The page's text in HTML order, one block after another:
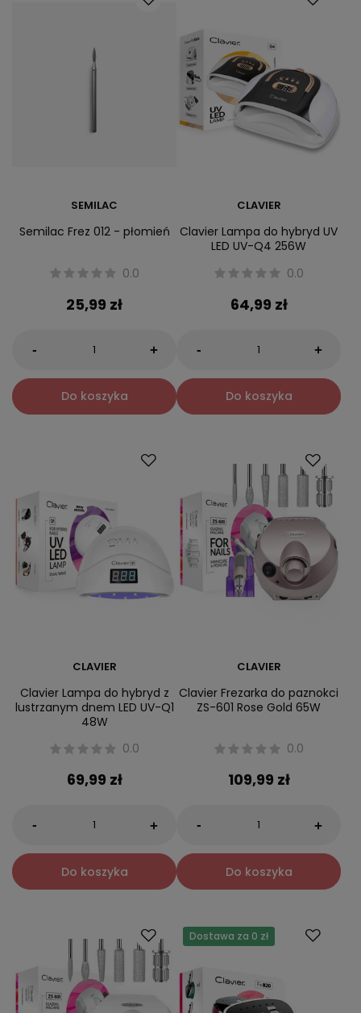
SEMILAC
Semilac Frez 012 - płomień
0.0
25,99 zł
- +
Do koszyka
CLAVIER
Clavier Lampa do hybryd UV
LED UV-Q4 256W
0.0
64,99 zł
- +
Do koszyka
CLAVIER
Clavier Lampa do hybryd z
lustrzanym dnem LED UV-Q1
48W
0.0
69,99 zł
- +
Do koszyka
CLAVIER
Clavier Frezarka do paznokci
ZS-601 Rose Gold 65W
0.0
109,99 zł
- +
Do koszyka
Dostawa za 0 zł